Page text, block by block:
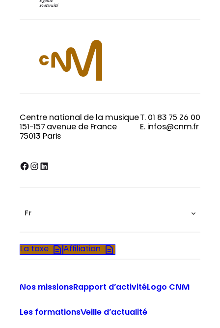
Centre national de la musique
151-157 avenue de France
75013 Paris
T. 01 83 75 26 00
E. infos@cnm.fr
Facebook InstagramLinkedIn
Fr
La taxe Affiliation
Nos missionsRapport d’activitéLogo CNM
Les formationsVeille d’actualité